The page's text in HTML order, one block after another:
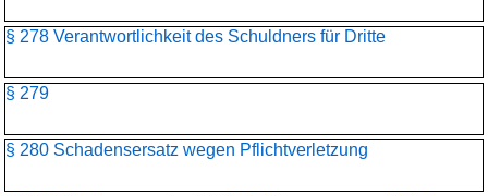
§ 278 Verantwortlichkeit des Schuldners für Dritte
§ 279
§ 280 Schadensersatz wegen Pflichtverletzung